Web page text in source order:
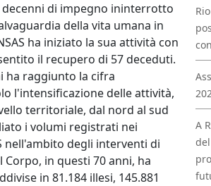
di impegno ininterrotto
della vita umana in
ha iniziato la sua attività con
il recupero di 57 deceduti.
ha raggiunto la cifra
l'intensificazione delle attività,
territoriale, dal nord al sud
i volumi registrati nei
nell'ambito degli interventi di
in questi 70 anni, ha
in 81.184 illesi, 145.881
A